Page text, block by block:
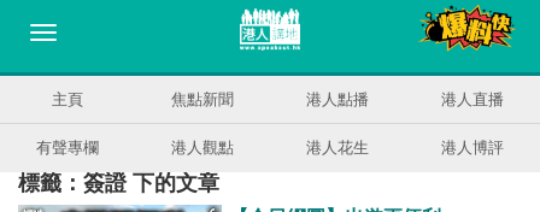
主頁 焦點新聞 港人點播 港人直播
有聲專欄 港人觀點 港人花生 港人博評
標籤：簽證 下的文章